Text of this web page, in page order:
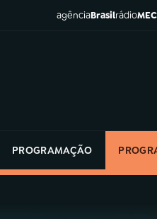
agênciaBrasilrádioMEC
PROGRAMAÇÃO